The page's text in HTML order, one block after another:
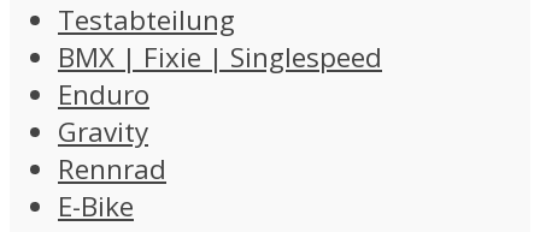
Testabteilung
BMX | Fixie | Singlespeed
Enduro
Gravity
Rennrad
E-Bike